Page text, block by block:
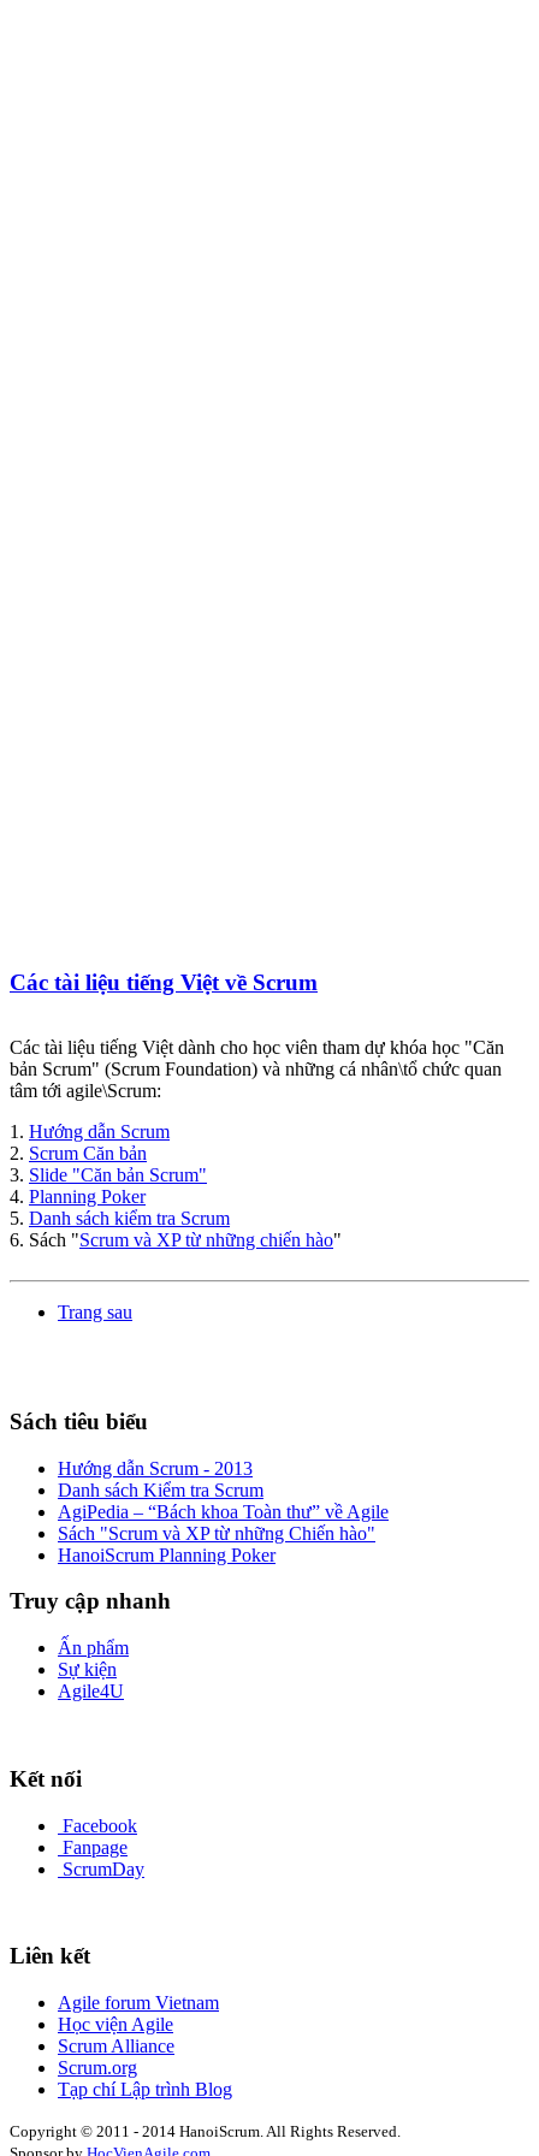
Các tài liệu tiếng Việt về Scrum
Các tài liệu tiếng Việt dành cho học viên tham dự khóa học "Căn
bản Scrum" (Scrum Foundation) và những cá nhân\tổ chức quan
tâm tới agile\Scrum:
1. Hướng dẫn Scrum
2. Scrum Căn bản
3. Slide "Căn bản Scrum"
4. Planning Poker
5. Danh sách kiểm tra Scrum
6. Sách "Scrum và XP từ những chiến hào"
Trang sau
Sách tiêu biểu
Hướng dẫn Scrum - 2013
Danh sách Kiểm tra Scrum
AgiPedia – “Bách khoa Toàn thư” về Agile
Sách "Scrum và XP từ những Chiến hào"
HanoiScrum Planning Poker
Truy cập nhanh
Ấn phẩm
Sự kiện
Agile4U
Kết nối
Facebook
Fanpage
ScrumDay
Liên kết
Agile forum Vietnam
Học viện Agile
Scrum Alliance
Scrum.org
Tạp chí Lập trình Blog
Copyright © 2011 - 2014 HanoiScrum. All Rights Reserved.